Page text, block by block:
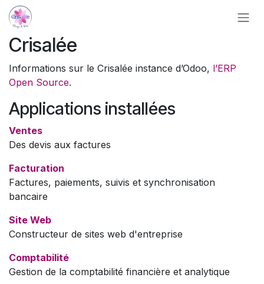
Se rendre au contenu
Crisalée
Informations sur le Crisalée instance d’Odoo, l’ERP
Open Source.
Applications installées
Ventes
Des devis aux factures
Facturation
Factures, paiements, suivis et synchronisation
bancaire
Site Web
Constructeur de sites web d'entreprise
Comptabilité
Gestion de la comptabilité financière et analytique